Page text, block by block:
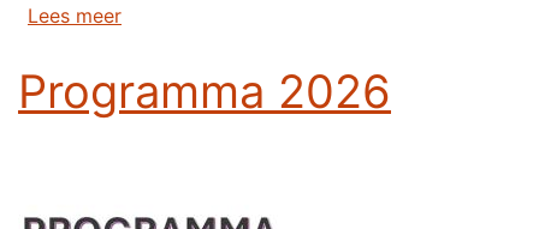
Lees meerover Erkenning+ goedgekeurd!
Programma 2026